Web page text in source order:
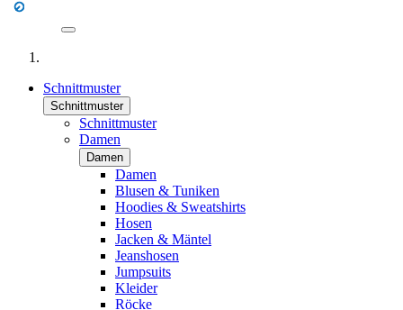
Schnittmuster
Schnittmuster
Schnittmuster
Damen
Damen
Damen
Blusen & Tuniken
Hoodies & Sweatshirts
Hosen
Jacken & Mäntel
Jeanshosen
Jumpsuits
Kleider
Röcke